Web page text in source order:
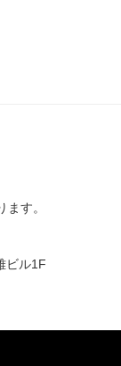
す。
ビル1F